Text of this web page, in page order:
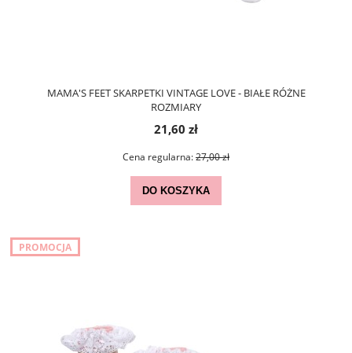
MAMA'S FEET SKARPETKI VINTAGE LOVE - BIAŁE RÓŻNE
ROZMIARY
21,60 zł
Cena regularna:27,00 zł
DO KOSZYKA
PROMOCJA